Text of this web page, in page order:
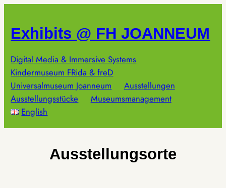
springen
Exhibits @ FH JOANNEUM
Digital Media & Immersive Systems
Kindermuseum FRida & freD
Universalmuseum Joanneum
Ausstellungen
Ausstellungsstücke
Museumsmanagement
English
Ausstellungsorte